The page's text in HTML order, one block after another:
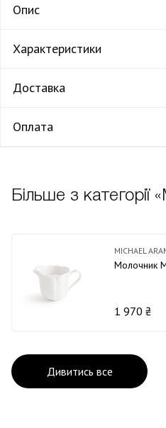
Опис
Характеристики
Доставка
Оплата
Більше з категорії
MICHAEL
Молочник
1 970 ₴
Дивитись все